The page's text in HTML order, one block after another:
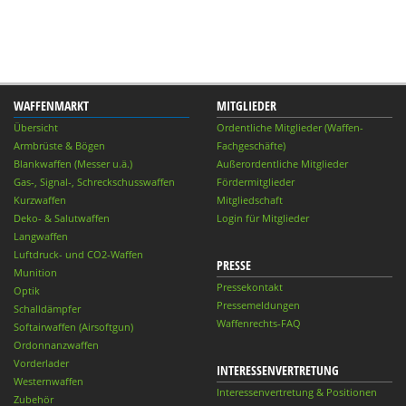
WAFFENMARKT
Übersicht
Armbrüste & Bögen
Blankwaffen (Messer u.ä.)
Gas-, Signal-, Schreckschusswaffen
Kurzwaffen
Deko- & Salutwaffen
Langwaffen
Luftdruck- und CO2-Waffen
Munition
Optik
Schalldämpfer
Softairwaffen (Airsoftgun)
Ordonnanzwaffen
Vorderlader
Westernwaffen
Zubehör
MITGLIEDER
Ordentliche Mitglieder (Waffen-
Fachgeschäfte)
Außerordentliche Mitglieder
Fördermitglieder
Mitgliedschaft
Login für Mitglieder
PRESSE
Pressekontakt
Pressemeldungen
Waffenrechts-FAQ
INTERESSENVERTRETUNG
Interessenvertretung & Positionen